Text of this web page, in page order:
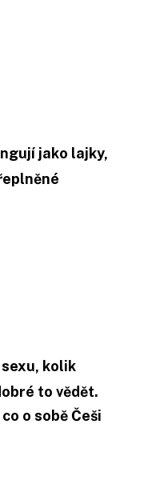
jako lajky,
sexu, kolik
to vědět.
o sobě Češi